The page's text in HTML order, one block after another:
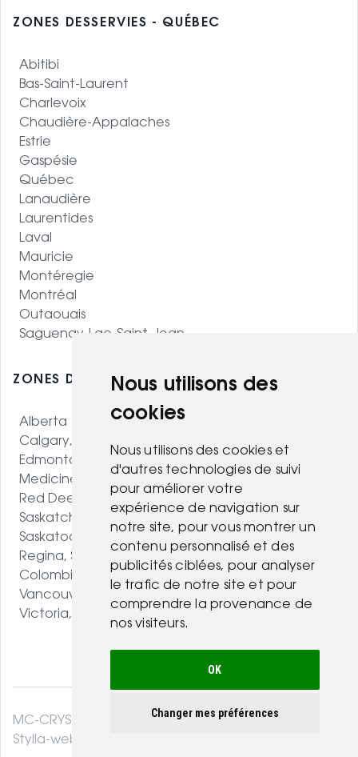
Nous utilisons des
cookies
Nous utilisons des cookies et
d'autres technologies de suivi
pour améliorer votre
expérience de navigation sur
notre site, pour vous montrer un
contenu personnalisé et des
publicités ciblées, pour analyser
le trafic de notre site et pour
comprendre la provenance de
nos visiteurs.
OK
Changer mes préférences
ZONES DESSERVIES - QUÉBEC
Abitibi
Bas-Saint-Laurent
Charlevoix
Chaudière-Appalaches
Estrie
Gaspésie
Québec
Lanaudière
Laurentides
Laval
Mauricie
Montéregie
Montréal
Outaouais
Saguenay-Lac-Saint-Jean
ZONES DESSERVIES - OUEST CANADIEN
Alberta
Calgary, AB
Edmonton, AB
Medicine Hat, AB
Red Deer, AB
Saskatchewan
Saskatoon, SK
Regina, SK
Colombie-Britannique
Vancouver, BC
Victoria, BC
MC-CRYSTAL© 2026. Tous droits réservés .
Stylla-web.com